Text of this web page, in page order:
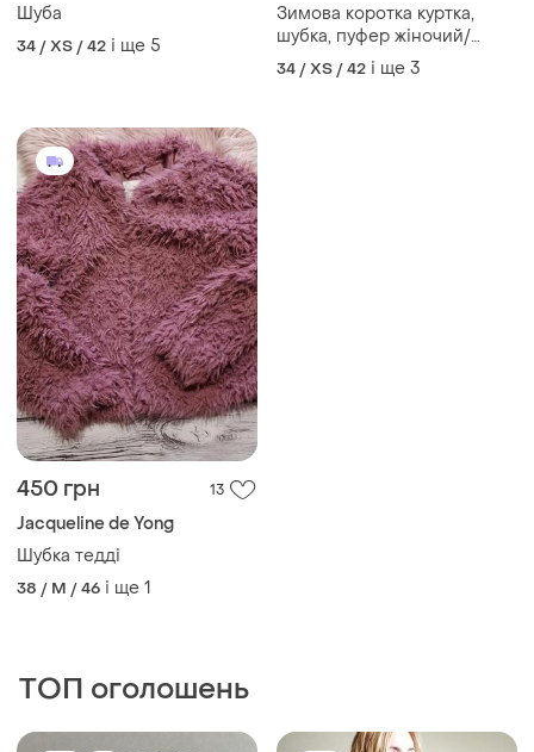
Шуба
34 / XS / 42 і ще 5
Зимова коротка куртка,
шубка, пуфер жіночий/
ліловий
34 / XS / 42 і ще 3
450 грн 13
Jacqueline de Yong
Шубка тедді
38 / M / 46 і ще 1
ТОП оголошень